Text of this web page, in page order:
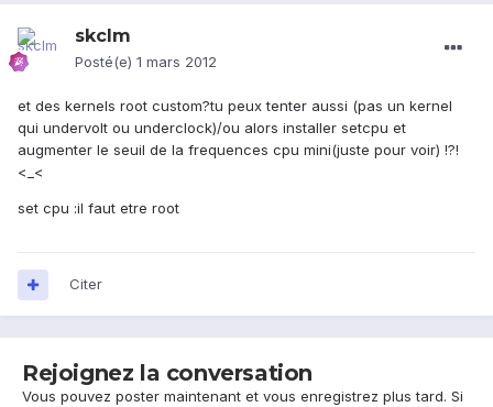
skclm
Posté(e) 1 mars 2012
et des kernels root custom?tu peux tenter aussi (pas un kernel
qui undervolt ou underclock)/ou alors installer setcpu et
augmenter le seuil de la frequences cpu mini(juste pour voir) !?!
<_<
set cpu :il faut etre root
Citer
Rejoignez la conversation
Vous pouvez poster maintenant et vous enregistrez plus tard. Si